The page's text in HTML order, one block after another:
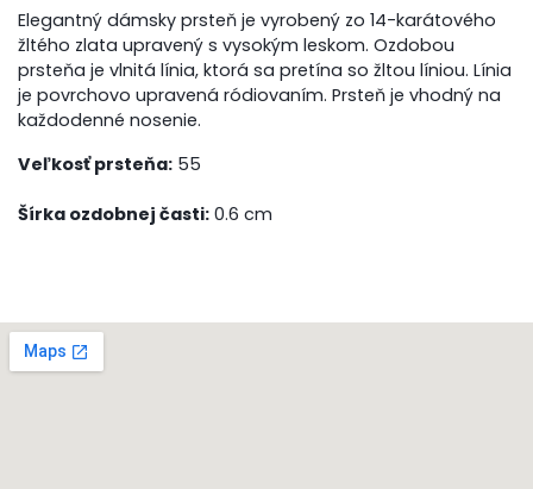
Elegantný dámsky prsteň je vyrobený zo 14-karátového
žltého zlata upravený s vysokým leskom. Ozdobou
prsteňa je vlnitá línia, ktorá sa pretína so žltou líniou. Línia
je povrchovo upravená ródiovaním. Prsteň je vhodný na
každodenné nosenie.
Veľkosť prsteňa: 55
Šírka ozdobnej časti: 0.6 cm